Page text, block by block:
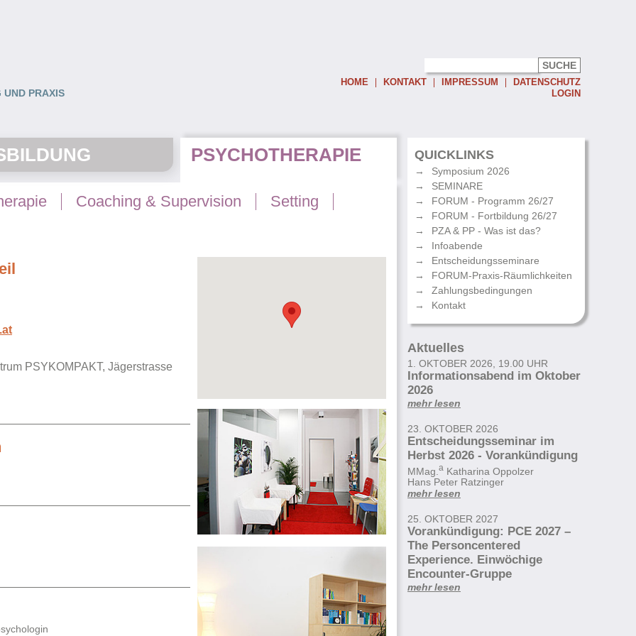
UND PRAXIS
HOME KONTAKT IMPRESSUM
DATENSCHUTZ
LOGIN
Password:
Eingeloggt bleiben
Passwort vergessen
PSYCHOTHERAPIE
Coaching & Supervision Setting
PSYKOMPAKT, Jägerstrasse
QUICKLINKS
Symposium 2026
SEMINARE
FORUM - Programm 26/27
FORUM - Fortbildung 26/27
PZA & PP - Was ist das?
Infoabende
Entscheidungsseminare
FORUM-Praxis-Räumlichkeiten
Zahlungsbedingungen
Kontakt
Aktuelles
1. OKTOBER 2026, 19.00 UHR
Informationsabend im Oktober
2026
mehr lesen
23. OKTOBER 2026
Entscheidungsseminar im
Herbst 2026 - Vorankündigung
MMag. a Katharina Oppolzer
Hans Peter Ratzinger
mehr lesen
25. OKTOBER 2027
Vorankündigung: PCE 2027 –
The Personcentered
Experience. Einwöchige
Encounter-Gruppe
mehr lesen